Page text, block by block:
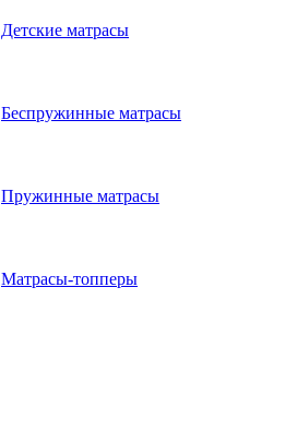
Детские матрасы
Беспружинные матрасы
Пружинные матрасы
Матрасы-топперы